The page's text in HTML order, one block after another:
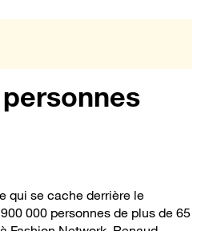
qui se cache derrière le
000 personnes de plus de 65